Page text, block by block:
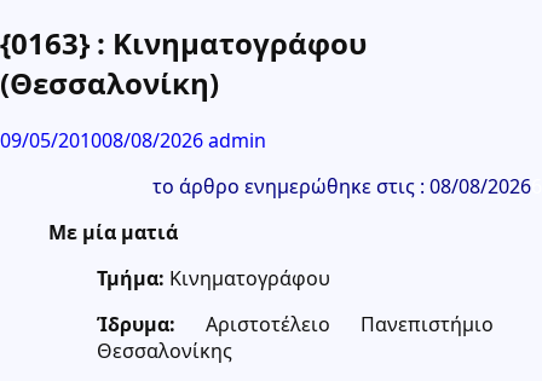
{0163} : Κινηματογράφου
(Θεσσαλονίκη)
09/05/201008/08/2026admin
το άρθρο ενημερώθηκε στις : 08/08/2026
Με μία ματιά
Τμήμα: Κινηματογράφου
Ίδρυμα:
Αριστοτέλειο Πανεπιστήμιο
Θεσσαλονίκης